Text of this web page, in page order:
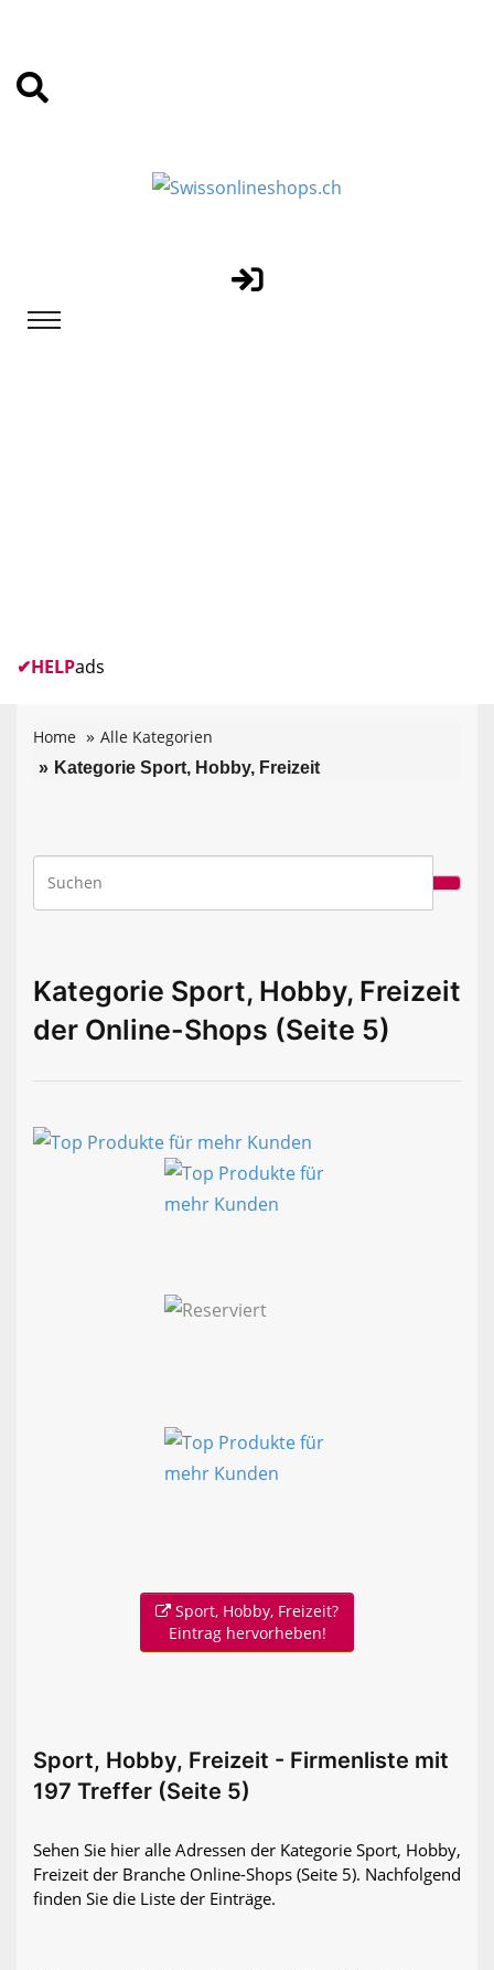
✔HELPads
Home Alle Kategorien
Kategorie Sport, Hobby, Freizeit
Kategorie Sport, Hobby, Freizeit
der Online-Shops (Seite 5)
Sport, Hobby, Freizeit?
Eintrag hervorheben!
Sport, Hobby, Freizeit - Firmenliste mit
197 Treffer (Seite 5)
Sehen Sie hier alle Adressen der Kategorie Sport, Hobby,
Freizeit der Branche Online-Shops (Seite 5). Nachfolgend
finden Sie die Liste der Einträge.